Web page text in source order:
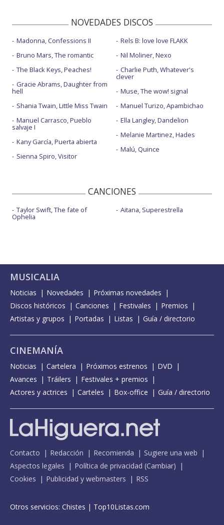
NOVEDADES DISCOS
Madonna, Confessions II
Bruno Mars, The romantic
The Black Keys, Peaches!
Gracie Abrams, Daughter from
hell
Shania Twain, Little Miss Twain
Manuel Carrasco, Pueblo
salvaje I
Kany García, Puerta abierta
Sienna Spiro, Visitor
Rels B: love love FLAKK
Nil Moliner, Nexo
Charlie Puth, Whatever's
clever
Muse, The wow! signal
Manuel Turizo, Apambichao
Ella Langley, Dandelion
Melanie Martinez, Hades
Malú, Quince
CANCIONES
Taylor Swift, The fate of
Ophelia
Aitana, Superestrella
MUSICALIA
Noticias Novedades
Próximas novedades
Discos históricos
Canciones Festivales
Premios
Artistas y grupos
Portadas Listas Guía / directorio
CINEMANÍA
Noticias Cartelera Próximos estrenos
DVD
Avances
Tráilers
Festivales + premios
Actores y actrices
Carteles Box-office Guía / directorio
Contacto Redacción Recomienda
Sugiere una web
Aspectos legales
Política de privacidad (Cambiar)
Cookies
Publicidad y webmasters RSS
Otros servicios: Chistes | Top10Listas.com